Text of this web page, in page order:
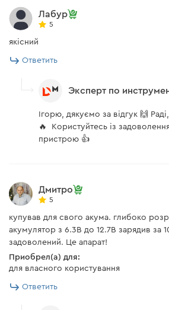
достижения порога
батареи не достигнет
ШАГ 8: АНАЛИЗ.
способности батареи
снижается ниже порога.
Лабур
5
якісний
Ответить
Эксперт по
Ігорю, дякуємо за відгук 🙌
🔥 Користуйтесь із
пристрою 👍
Дмитро
5
купував для свого акума. глибоко
акумулятор з 6.3В до 12.7В зарядив за
задоволений. Це апарат!
Приобрел(а) для:
для власного користування
Ответить